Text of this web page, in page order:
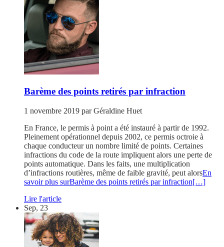
Barème des points retirés par infraction
1 novembre 2019 parGéraldine Huet
En France, le permis à point a été instauré à partir de 1992.
Pleinement opérationnel depuis 2002, ce permis octroie à
chaque conducteur un nombre limité de points. Certaines
infractions du code de la route impliquent alors une perte de
points automatique. Dans les faits, une multiplication
d’infractions routières, même de faible gravité, peut alorsEn
savoir plus surBarème des points retirés par infraction[…]
Lire l'article
Sep, 23